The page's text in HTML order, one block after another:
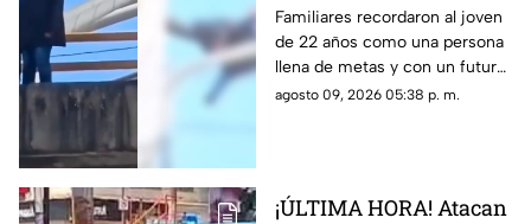
vehicular; pidió a su
mamá que cuidara de
su gatito
Familiares recordaron al joven
de 22 años como una persona
llena de metas y con un futuro
prometedor.
agosto 09, 2026 05:38 p. m.
¡ÚLTIMA HORA! Atacan